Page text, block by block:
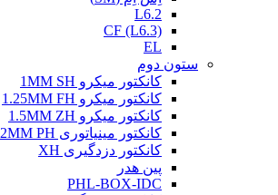
L6.2
CF (L6.3)
EL
ستون دوم
کانکتور میکرو 1MM SH
کانکتور میکرو 1.25MM FH
کانکتور میکرو 1.5MM ZH
کانکتور مینیاتوری 2MM PH
کانکتور دزدگیری XH
پین هدر
PHL-BOX-IDC